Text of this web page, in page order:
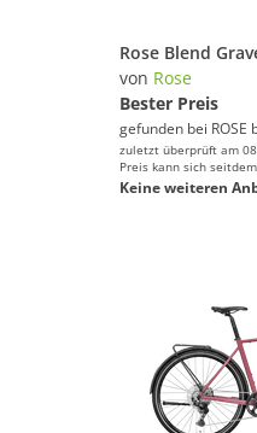
Rose Blend
von Rose
Bester Preis
gefunden bei ROSE
zuletzt überprüft am
Preis kann sich
Keine weiteren